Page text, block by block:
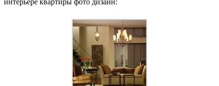
интерьере квартиры фото дизайн: